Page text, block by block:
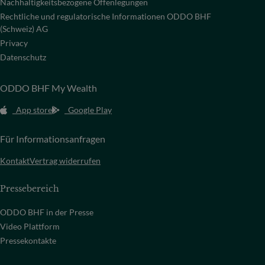
Nachhaltigkeitsbezogene Offenlegungen
Rechtliche und regulatorische Informationen ODDO BHF
(Schweiz) AG
Privacy
Datenschutz
ODDO BHF My Wealth
App store Google Play
Für Informationsanfragen
KontaktVertrag widerrufen
Pressebereich
ODDO BHF in der Presse
Video Plattform
Pressekontakte